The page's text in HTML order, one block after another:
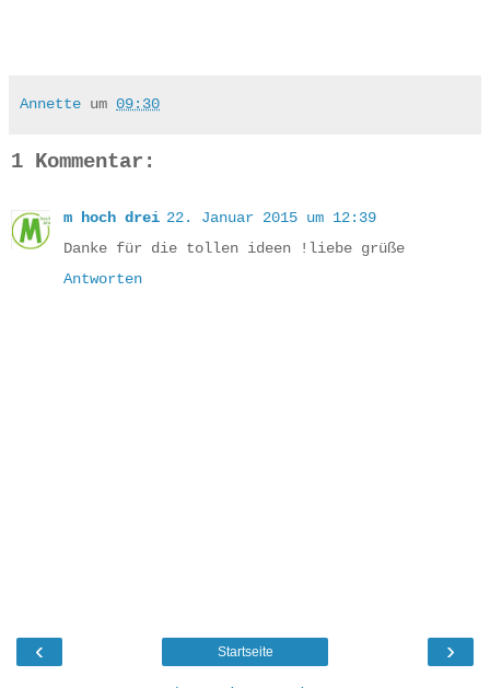
Annette um 09:30
1 Kommentar:
m hoch drei 22. Januar 2015 um 12:39
Danke für die tollen ideen !liebe grüße
Antworten
‹ ›
Startseite